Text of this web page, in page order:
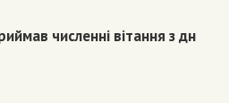
численні вітання з дн